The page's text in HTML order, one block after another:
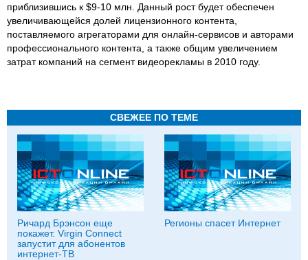
приблизившись к $9-10 млн. Данный рост будет обеспечен
увеличивающейся долей лицензионного контента,
поставляемого агрегаторами для онлайн-сервисов и авторами
профессионального контента, а также общим увеличением
затрат компаний на сегмент видеорекламы в 2010 году.
СВЕЖЕЕ ПО ТЕМЕ
Ричард Брэнсон еще
покажет. Virgin Connect
запустит для абонентов
интернет-ТВ
Регионы спасет Интернет